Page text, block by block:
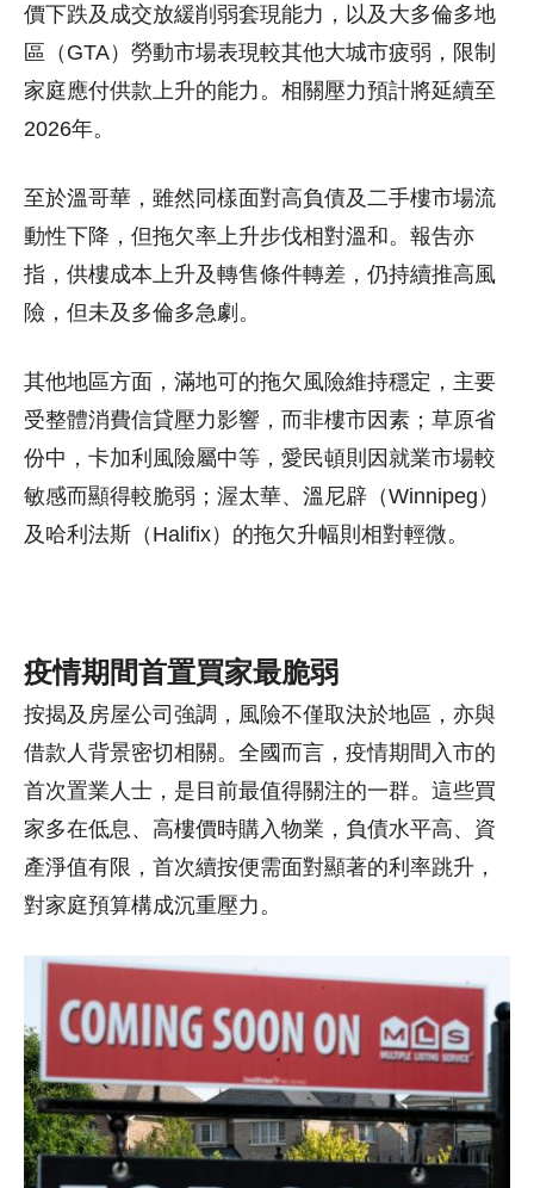
價下跌及成交放緩削弱套現能力，以及大多倫多地
區（GTA）勞動市場表現較其他大城市疲弱，限制
家庭應付供款上升的能力。相關壓力預計將延續至
2026年。
至於溫哥華，雖然同樣面對高負債及二手樓市場流
動性下降，但拖欠率上升步伐相對溫和。報吿亦
指，供樓成本上升及轉售條件轉差，仍持續推高風
險，但未及多倫多急劇。
其他地區方面，滿地可的拖欠風險維持穩定，主要
受整體消費信貸壓力影響，而非樓市因素；草原省
份中，卡加利風險屬中等，愛民頓則因就業市場較
敏感而顯得較脆弱；渥太華、溫尼辟（Winnipeg）
及哈利法斯（Halifix）的拖欠升幅則相對輕微。
疫情期間首置買家最脆弱
按揭及房屋公司強調，風險不僅取決於地區，亦與
借款人背景密切相關。全國而言，疫情期間入市的
首次置業人士，是目前最值得關注的一群。這些買
家多在低息、高樓價時購入物業，負債水平高、資
產淨值有限，首次續按便需面對顯著的利率跳升，
對家庭預算構成沉重壓力。